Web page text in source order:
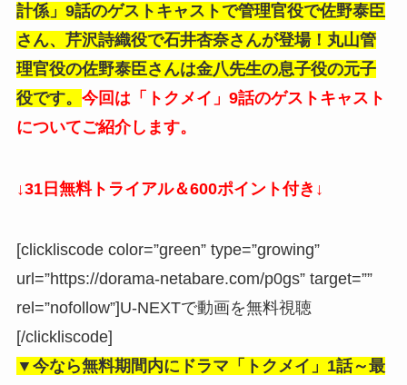
計係」9話のゲストキャストで管理官役で佐野泰臣
さん、芹沢詩織役で石井杏奈さんが登場！ 丸山管
理官役の佐野泰臣さんは金八先生の息子役の元子
役です。 今回は「トクメイ」9話のゲストキャスト
についてご紹介します。
↓31日無料トライアル＆600ポイント付き↓
[clickliscode color=”green” type=”growing”
url=”https://dorama-netabare.com/p0gs” target=””
rel=”nofollow”]U-NEXTで動画を無料視聴
[/clickliscode]
▼今なら無料期間内にドラマ「トクメイ」1話～最